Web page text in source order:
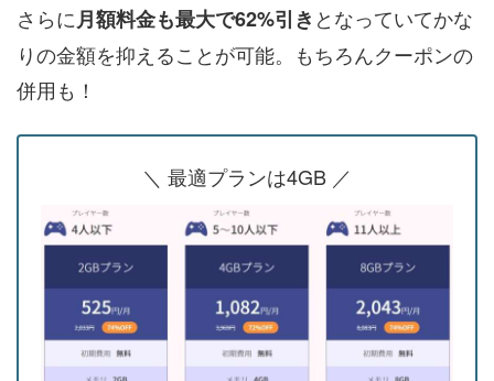
さらに月額料金も最大で62%引き となっていてかな
りの金額を抑えることが可能。もちろんクーポンの
併用も！
＼ 最適プランは4GB ／